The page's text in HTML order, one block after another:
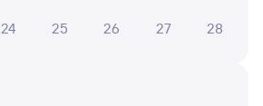
24 25 26 27 28